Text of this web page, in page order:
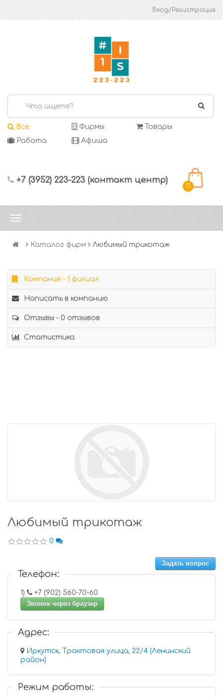
Вход/Регистрация
Все Фирмы
Товары
Работа
Афиша
+7 (3952) 223-223 (контакт центр)
0
Каталог фирм Любимый трикотаж
Компания - 1 филиал
Написать в компанию
Отзывы - 0 отзывов
Статистика
Любимый трикотаж
0
Задать вопрос
Телефон:
1)
+7 (902) 560-70-60
Звонок через браузер
Адрес:
Иркутск, Трактовая улица, 22/4 (Ленинский
район)
Режим работы: